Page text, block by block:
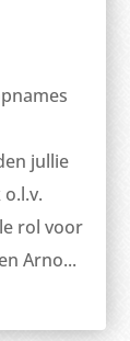
jullie
rol voor
Arno...